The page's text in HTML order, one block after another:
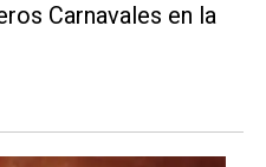
Carnavales en la